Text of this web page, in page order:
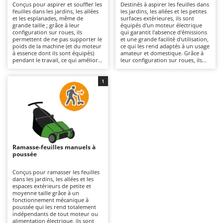
Autolaveuses
Autres produits
B
Balayeuses
Bancs de scie pour le bois - Scies à bûches
Bennes pour tracteur
Brosses pour sols extérieurs
Brouettes à moteur
Broyeurs à axe horizontal pour tracteur
Broyeurs de branches et végétaux
Butteurs pour tracteur
C
Chargeurs de batterie - Démarreurs
Charrues pour tracteur
Ambrogio Robot
Annovi Reverberi
ANTHBOT
Archman
Ariete
Artus
Attila
Ausonia
Awelco
B
Baesso
Bahco
Conçus pour aspirer et souffler les
feuilles dans les jardins, les allées
et les esplanades, même de
grande taille ; grâce à leur
configuration sur roues, ils
permettent de ne pas supporter le
poids de la machine (et du moteur
à essence dont ils sont équipés)
pendant le travail, ce qui améliore
surfaces. Des machines adaptées
aussi bien aux amateurs qu'aux
professionnels, notamment grâce
à la puissance supérieure fournie
par le moteur thermique par
rapport au moteur électrique.
Certains modèles intègrent un
système de broyage des feuilles,
réduisant ainsi le volume des
déchets collectés et facilitant leur
élimination. Ils offrent un
rendement horaire élevé et une
entretien périodique du filtre à
air, de la bougie et de l'huile est
nécessaire, ainsi que le nettoyage
du système de collecte.
Destinés à aspirer les feuilles dans
les jardins, les allées et les petites
surfaces extérieures, ils sont
équipés d'un moteur électrique
qui garantit l'absence d'émissions
et une grande facilité d'utilisation,
ce qui les rend adaptés à un usage
amateur et domestique. Grâce à
leur configuration sur roues, ils
Ramasse-feuilles manuels à
poussée
Conçus pour ramasser les feuilles
dans les jardins, les allées et les
espaces extérieurs de petite et
moyenne taille grâce à un
fonctionnement mécanique à
poussée qui les rend totalement
indépendants de tout moteur ou
alimentation électrique, ils sont
1